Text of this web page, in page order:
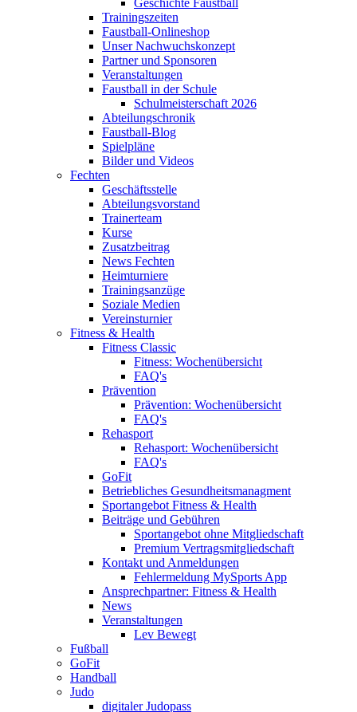
Trainingszeiten
Faustball-Onlineshop
Unser Nachwuchskonzept
Partner und Sponsoren
Veranstaltungen
Faustball in der Schule
Schulmeisterschaft 2026
Abteilungschronik
Faustball-Blog
Spielpläne
Bilder und Videos
Fechten
Geschäftsstelle
Abteilungsvorstand
Trainerteam
Kurse
Zusatzbeitrag
News Fechten
Heimturniere
Trainingsanzüge
Soziale Medien
Vereinsturnier
Fitness & Health
Fitness Classic
Fitness: Wochenübersicht
FAQ's
Prävention
Prävention: Wochenübersicht
FAQ's
Rehasport
Rehasport: Wochenübersicht
FAQ's
GoFit
Betriebliches Gesundheitsmanagment
Sportangebot Fitness & Health
Beiträge und Gebühren
Sportangebot ohne Mitgliedschaft
Premium Vertragsmitgliedschaft
Kontakt und Anmeldungen
Fehlermeldung MySports App
Ansprechpartner: Fitness & Health
News
Veranstaltungen
Lev Bewegt
Fußball
GoFit
Handball
Judo
digitaler Judopass